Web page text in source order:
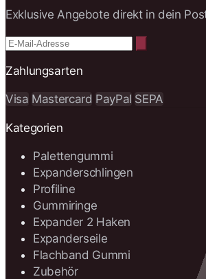
Exklusive Angebote direkt in dein
Zahlungsarten
Visa Mastercard PayPal SEPA
Kategorien
Palettengummi
Expanderschlingen
Profiline
Gummiringe
Expander 2 Haken
Expanderseile
Flachband Gummi
Zubehör